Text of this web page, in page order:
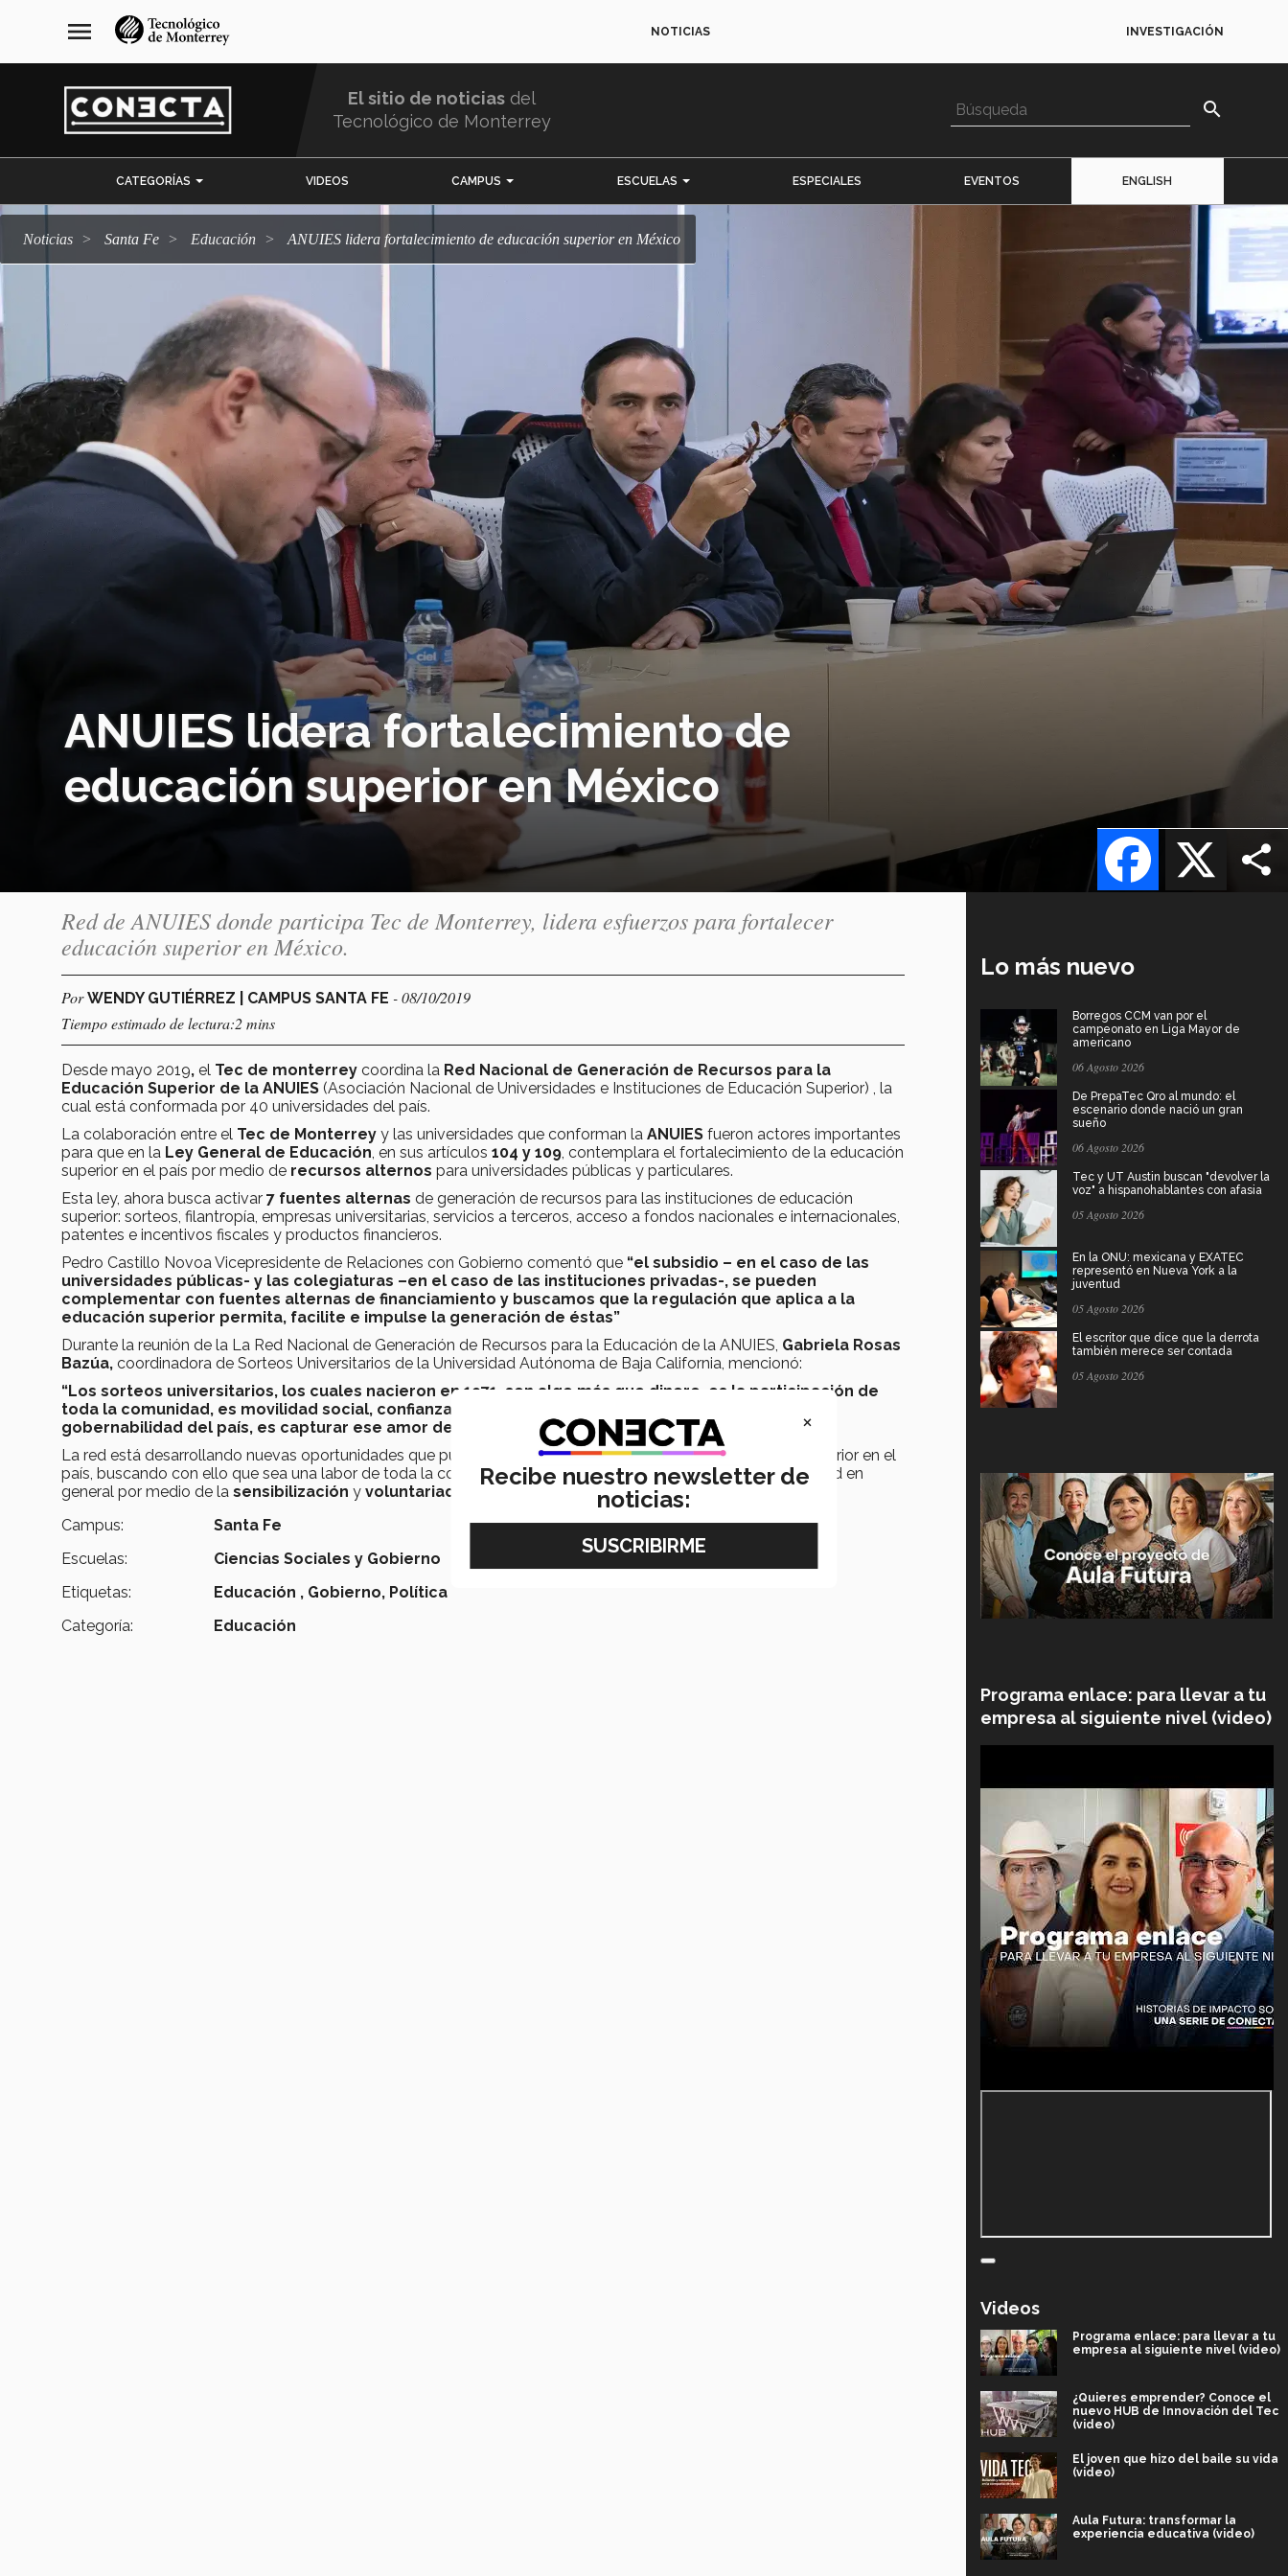
navegación
principal
menu NOTICIAS INVESTIGACIÓN
El sitio de noticias del
Tecnológico de Monterrey
search
CATEGORÍAS VIDEOS CAMPUS ESCUELAS ESPECIALES EVENTOS ENGLISH
Noticias Santa Fe Educación ANUIES lidera fortalecimiento de educación superior en México
ANUIES lidera fortalecimiento de
educación superior en México
X
Facebook
Red de ANUIES donde participa Tec de Monterrey, lidera esfuerzos para fortalecer
educación superior en México.
PorWENDY GUTIÉRREZ | CAMPUS SANTA FE - 08/10/2019
Tiempo estimado de lectura:2 mins
Desde mayo 2019, el Tec de monterrey coordina la Red Nacional de Generación de Recursos para la
Educación Superior de la ANUIES (Asociación Nacional de Universidades e Instituciones de Educación Superior) ,
la
cual está conformada por 40 universidades del país.
La colaboración entre el Tec de Monterrey y las universidades que conforman la ANUIES fueron actores importantes
para que en la Ley General de Educación , en sus artículos 104 y 109 , contemplara el fortalecimiento de la educación
superior en el país por medio de recursos alternos para universidades públicas y particulares.
Esta ley, ahora busca activar 7 fuentes alternas de generación de recursos para las instituciones de educación
superior: sorteos, filantropía, empresas universitarias, servicios a terceros, acceso a fondos nacionales e internacionales,
patentes e incentivos fiscales y productos financieros.
Pedro Castillo Novoa Vicepresidente de Relaciones con Gobierno comentó que “el subsidio – en el caso de las
universidades públicas- y las colegiaturas –en el caso de las instituciones privadas-, se pueden
complementar con fuentes alternas de financiamiento y buscamos que la regulación que aplica a la
educación superior permita, facilite e impulse la generación de éstas”
Durante la reunión de la La Red Nacional de Generación de Recursos para la Educación de la ANUIES, Gabriela Rosas
Bazúa, coordinadora de Sorteos Universitarios de la Universidad Autónoma de Baja California, mencionó:
“Los sorteos universitarios, los cuales nacieron en 1971, son algo más que dinero, es la participación de
toda la comunidad, es movilidad social, confianza e identidad con causa, es aportar algo a la
gobernabilidad del país, es capturar ese amor de la gente hacia la institución y hacia el país”
La red está desarrollando nuevas oportunidades que puedan apoyar aún más el avance de la educación superior en el
país, buscando con ello que sea una labor de toda la comunidad: directivos, profesores, alumnos y la sociedad en
general por medio de la sensibilización y voluntariado.
Campus:
Santa Fe
Escuelas:
Ciencias Sociales y Gobierno
Etiquetas:
Educación , Gobierno, Política
Categoría:
Educación
Lo más nuevo
Borregos CCM van por el
campeonato en Liga Mayor de
americano
06 Agosto 2026
De PrepaTec Qro al mundo: el
escenario donde nació un gran
sueño
06 Agosto 2026
Tec y UT Austin buscan "devolver la
voz" a hispanohablantes con afasia
05 Agosto 2026
En la ONU: mexicana y EXATEC
representó en Nueva York a la
juventud
05 Agosto 2026
El escritor que dice que la derrota
también merece ser contada
05 Agosto 2026
Programa enlace: para llevar a tu
empresa al siguiente nivel (video)
Videos
Programa enlace: para llevar a tu
empresa al siguiente nivel (video)
¿Quieres emprender? Conoce el
nuevo HUB de Innovación del Tec
(video)
El joven que hizo del baile su vida
(video)
Aula Futura: transformar la
experiencia educativa (video)
×
Recibe nuestro newsletter de
noticias: